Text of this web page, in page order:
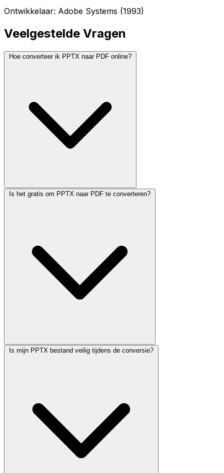
Ontwikkelaar: Adobe Systems (1993)
Veelgestelde Vragen
Hoe converteer ik PPTX naar PDF online?
Is het gratis om PPTX naar PDF te converteren?
Is mijn PPTX bestand veilig tijdens de conversie?